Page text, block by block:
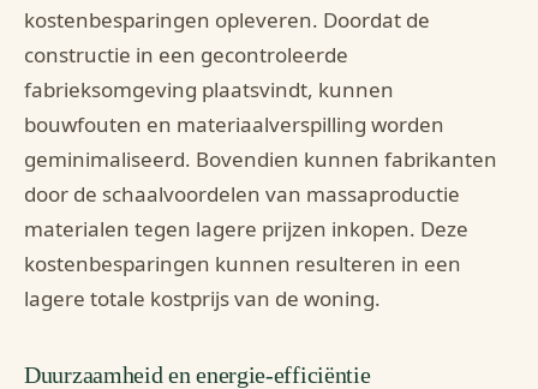
kostenbesparingen opleveren. Doordat de
constructie in een gecontroleerde
fabrieksomgeving plaatsvindt, kunnen
bouwfouten en materiaalverspilling worden
geminimaliseerd. Bovendien kunnen fabrikanten
door de schaalvoordelen van massaproductie
materialen tegen lagere prijzen inkopen. Deze
kostenbesparingen kunnen resulteren in een
lagere totale kostprijs van de woning.
Duurzaamheid en energie-efficiëntie